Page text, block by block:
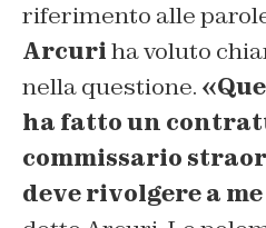
riferimento alle
Arcuriha voluto
nella questione.
ha fatto un
commissario
deve rivolgere a